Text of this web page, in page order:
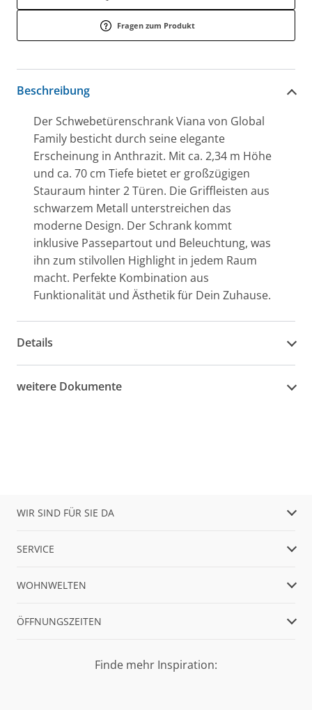
Fragen zum Produkt
Beschreibung
Der Schwebetürenschrank Viana von Global
Family besticht durch seine elegante
Erscheinung in Anthrazit. Mit ca. 2,34 m Höhe
und ca. 70 cm Tiefe bietet er großzügigen
Stauraum hinter 2 Türen. Die Griffleisten aus
schwarzem Metall unterstreichen das
moderne Design. Der Schrank kommt
inklusive Passepartout und Beleuchtung, was
ihn zum stilvollen Highlight in jedem Raum
macht. Perfekte Kombination aus
Funktionalität und Ästhetik für Dein Zuhause.
Details
weitere Dokumente
WIR SIND FÜR SIE DA
SERVICE
WOHNWELTEN
ÖFFNUNGSZEITEN
Finde mehr Inspiration: